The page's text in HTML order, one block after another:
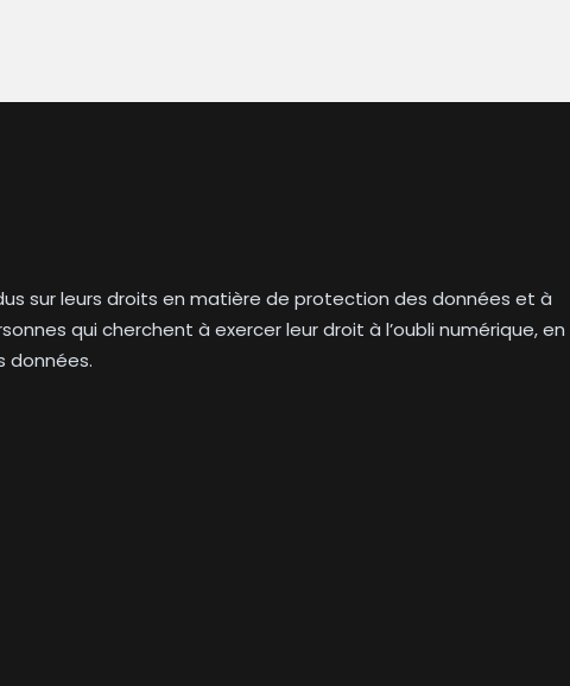
sur leurs droits en matière de protection des données et à
qui cherchent à exercer leur droit à l’oubli numérique, en
données.